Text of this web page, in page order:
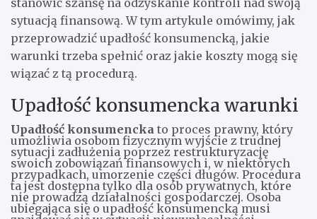
sytuacją finansową. W tym artykule omówimy, jak
przeprowadzić upadłość konsumencką, jakie
warunki trzeba spełnić oraz jakie koszty mogą się
wiązać z tą procedurą.
Upadłość konsumencka warunki
Upadłość konsumencka to proces prawny, który
umożliwia osobom fizycznym wyjście z trudnej
sytuacji zadłużenia poprzez restrukturyzację
swoich zobowiązań finansowych i, w niektórych
przypadkach, umorzenie części długów. Procedura
ta jest dostępna tylko dla osób prywatnych, które
nie prowadzą działalności gospodarczej. Osoba
ubiegająca się o upadłość konsumencką musi